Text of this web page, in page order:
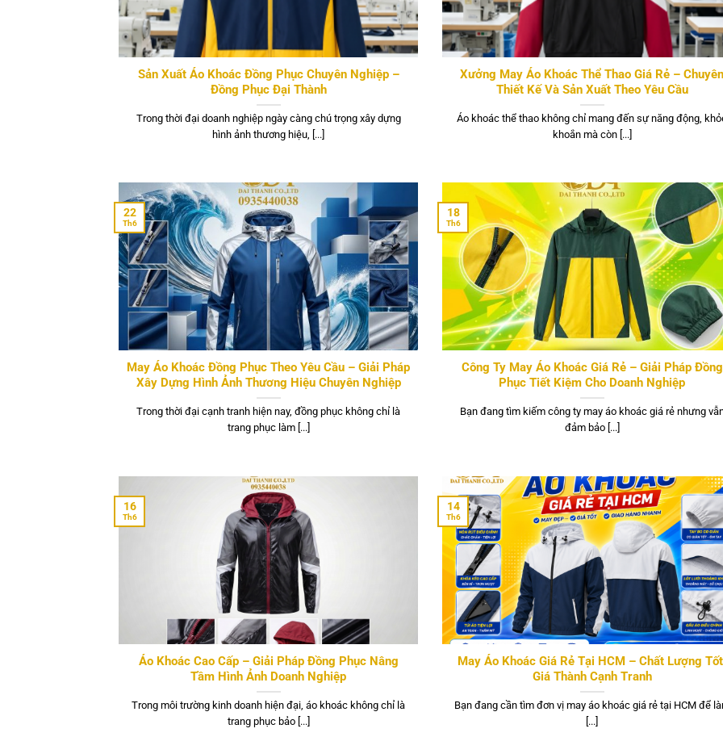
Sản Xuất Áo Khoác Đồng Phục Chuyên Nghiệp –
Đồng Phục Đại Thành
Trong thời đại doanh nghiệp ngày càng chú trọng xây dựng
hình ảnh thương hiệu, [...]
Xưởng May Áo Khoác Thể Thao Giá Rẻ –
Thiết Kế Và Sản Xuất Theo Yêu Cầu
Áo khoác thể thao không chỉ mang đến sự năng động,
khoắn mà còn [...]
May Áo Khoác Đồng Phục Theo Yêu Cầu – Giải Pháp
Xây Dựng Hình Ảnh Thương Hiệu Chuyên Nghiệp
Trong thời đại cạnh tranh hiện nay, đồng phục không chỉ là
trang phục làm [...]
22
Th6
Công Ty May Áo Khoác Giá Rẻ – Giải Pháp Đồng
Phục Tiết Kiệm Cho Doanh Nghiệp
Bạn đang tìm kiếm công ty may áo khoác giá rẻ nhưng
đảm bảo [...]
18
Th6
Áo Khoác Cao Cấp – Giải Pháp Đồng Phục Nâng
Tầm Hình Ảnh Doanh Nghiệp
Trong môi trường kinh doanh hiện đại, áo khoác không chỉ là
trang phục bảo [...]
16
Th6
May Áo Khoác Giá Rẻ Tại HCM – Chất Lượng
Giá Thành Cạnh Tranh
Bạn đang cần tìm đơn vị may áo khoác giá rẻ tại HCM để
[...]
14
Th6